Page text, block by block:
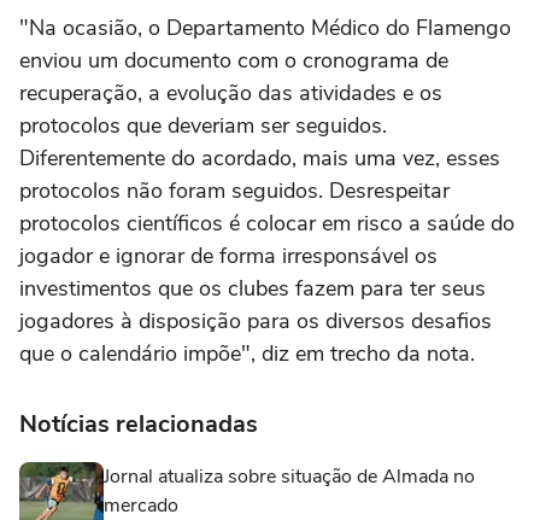
"Na ocasião, o Departamento Médico do Flamengo
enviou um documento com o cronograma de
recuperação, a evolução das atividades e os
protocolos que deveriam ser seguidos.
Diferentemente do acordado, mais uma vez, esses
protocolos não foram seguidos. Desrespeitar
protocolos científicos é colocar em risco a saúde do
jogador e ignorar de forma irresponsável os
investimentos que os clubes fazem para ter seus
jogadores à disposição para os diversos desafios
que o calendário impõe", diz em trecho da nota.
Notícias relacionadas
Jornal atualiza sobre situação de Almada no
mercado